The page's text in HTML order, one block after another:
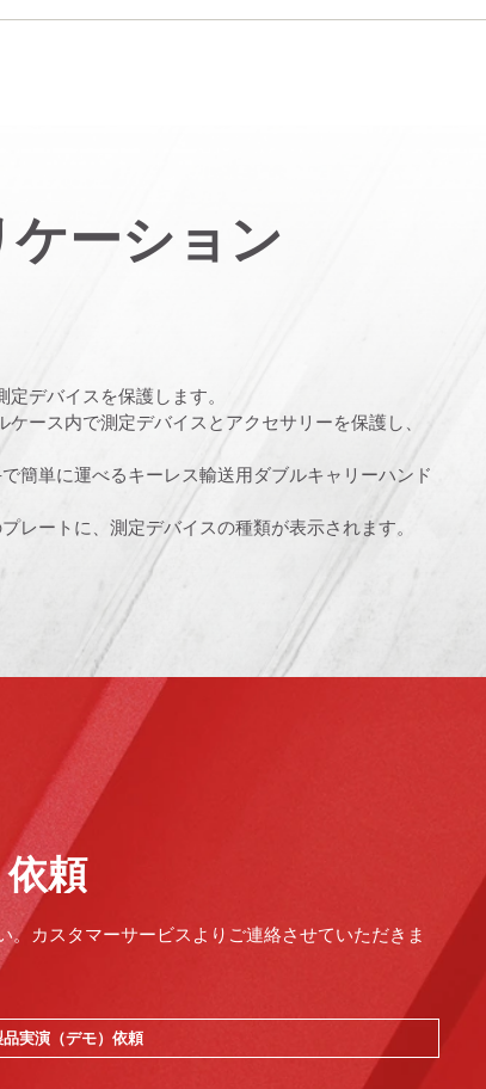
ーション
デバイスを保護します。
ース内で測定デバイスとアクセサリーを保護し、
簡単に運べるキーレス輸送用ダブルキャリーハンド
レートに、測定デバイスの種類が表示されます。
頼
。カスタマーサービスよりご連絡させていただきま
品実演（デモ）依頼